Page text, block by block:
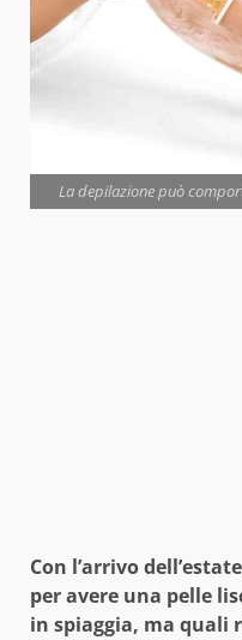
La depilazione può
Con l’arrivo
per avere una pelle
in spiaggia, ma quali